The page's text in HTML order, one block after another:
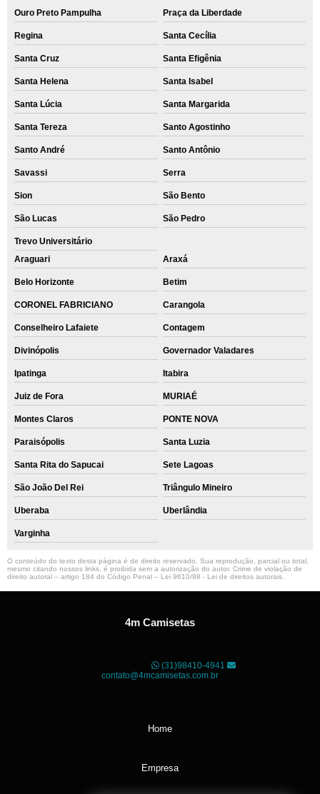
Ouro Preto Pampulha Praça da Liberdade
Regina Santa Cecília
Santa Cruz Santa Efigênia
Santa Helena Santa Isabel
Santa Lúcia Santa Margarida
Santa Tereza Santo Agostinho
Santo André Santo Antônio
Savassi Serra
Sion São Bento
São Lucas São Pedro
Trevo Universitário
Araguari
Araxá
Belo Horizonte Betim
CORONEL FABRICIANO Carangola
Conselheiro Lafaiete Contagem
Divinópolis Governador Valadares
Ipatinga Itabira
Juiz de Fora MURIAÉ
Montes Claros PONTE NOVA
Paraisópolis Santa Luzia
Santa Rita do Sapucai Sete Lagoas
São João Del Rei Triângulo Mineiro
Uberaba Uberlândia
Varginha
O conteúdo do texto desta página é de direito reservado. Sua reprodução, parcial ou total,
mesmo citando nossos links, é proibida sem a autorização do autor. Crime de violação de
direito autoral – artigo 184 do Código Penal – Lei 9610/98 - Lei de direitos autorais
4m Camisetas
(31)98410-4941
contato@4mcamisetas.com.br
Home
Empresa